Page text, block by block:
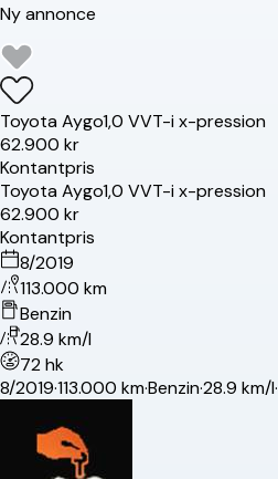
Ny annonce
ToyotaAygo1,0 VVT-i x-pression
62.900 kr
Kontantpris
ToyotaAygo1,0 VVT-i x-pression
62.900 kr
Kontantpris
8/2019
113.000 km
Benzin
28.9 km/l
72 hk
8/2019·113.000 km·Benzin·28.9 km/l·